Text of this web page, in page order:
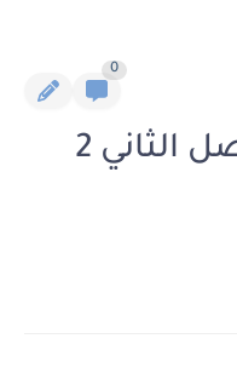
0
رواية جثة نبوية الفصل الثاني 2